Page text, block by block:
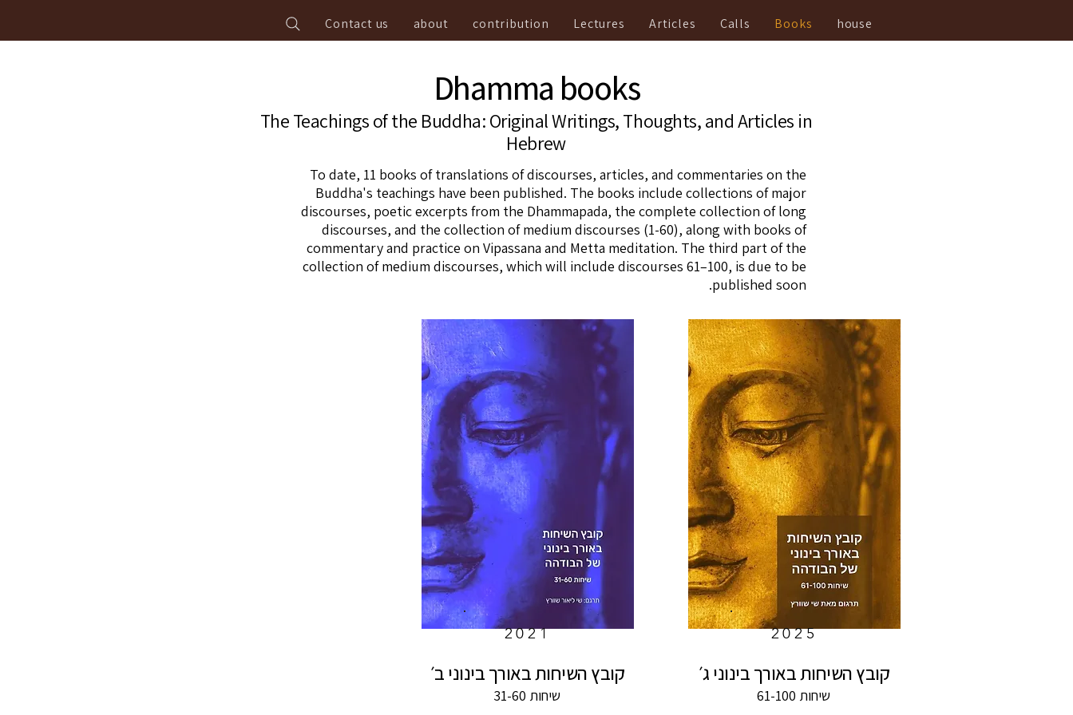
house
Books
Calls
Articles
Lectures
contribution
about
Contact us
Dhamma books
The Teachings of the Buddha: Original Writings, Thoughts, and Articles in
Hebrew
To date, 11 books of translations of discourses, articles, and commentaries on the
Buddha's teachings have been published. The books include collections of major
discourses, poetic excerpts from the Dhammapada, the complete collection of long
discourses, and the collection of medium discourses (1-60), along with books of
commentary and practice on Vipassana and Metta meditation. The third part of the
collection of medium discourses, which will include discourses 61–100, is due to be
published soon.
2025
קובץ השיחות באורך בינוני ג׳
שיחות 61-100
2021
קובץ השיחות באורך בינוני ב׳
שיחות 31-60